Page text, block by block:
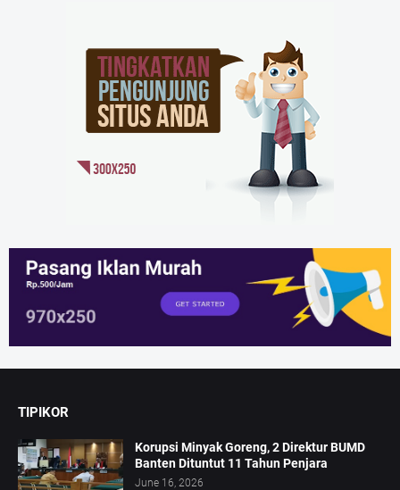
TIPIKOR
Korupsi Minyak Goreng, 2 Direktur BUMD
Banten Dituntut 11 Tahun Penjara
June 16, 2026